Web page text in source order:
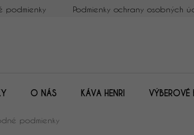
podmienky Podmienky ochrany osobných
O NÁS KÁVA HENRI VÝBEROVÉ
podmienky